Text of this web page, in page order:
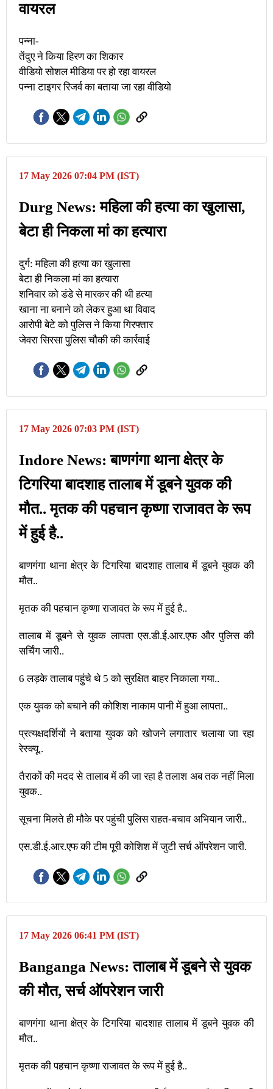
वायरल
पन्ना-
तेंदुए ने किया हिरण का शिकार
वीडियो सोशल मीडिया पर हो रहा वायरल
पन्ना टाइगर रिजर्व का बताया जा रहा वीडियो
17 May 2026 07:04 PM (IST)
Durg News: महिला की हत्या का खुलासा,
बेटा ही निकला मां का हत्यारा
दुर्ग: महिला की हत्या का खुलासा
बेटा ही निकला मां का हत्यारा
शनिवार को डंडे से मारकर की थी हत्या
खाना ना बनाने को लेकर हुआ था विवाद
आरोपी बेटे को पुलिस ने किया गिरफ्तार
जेवरा सिरसा पुलिस चौकी की कार्रवाई
17 May 2026 07:03 PM (IST)
Indore News: बाणगंगा थाना क्षेत्र के
टिगरिया बादशाह तालाब में डूबने युवक की
मौत.. मृतक की पहचान कृष्णा राजावत के रूप
में हुई है..
बाणगंगा थाना क्षेत्र के टिगरिया बादशाह तालाब में डूबने युवक की
मौत..
मृतक की पहचान कृष्णा राजावत के रूप में हुई है..
तालाब में डूबने से युवक लापता एस.डी.ई.आर.एफ और पुलिस की
सर्चिंग जारी..
6 लड़के तालाब पहुंचे थे 5 को सुरक्षित बाहर निकाला गया..
एक युवक को बचाने की कोशिश नाकाम पानी में हुआ लापता..
प्रत्यक्षदर्शियों ने बताया युवक को खोजने लगातार चलाया जा रहा
रेस्क्यू..
तैराकों की मदद से तालाब में की जा रहा है तलाश अब तक नहीं मिला
युवक..
सूचना मिलते ही मौके पर पहुंची पुलिस राहत-बचाव अभियान जारी..
एस.डी.ई.आर.एफ की टीम पूरी कोशिश में जुटी सर्च ऑपरेशन जारी.
17 May 2026 06:41 PM (IST)
Banganga News: तालाब में डूबने से युवक
की मौत, सर्च ऑपरेशन जारी
बाणगंगा थाना क्षेत्र के टिगरिया बादशाह तालाब में डूबने युवक की
मौत..
मृतक की पहचान कृष्णा राजावत के रूप में हुई है..